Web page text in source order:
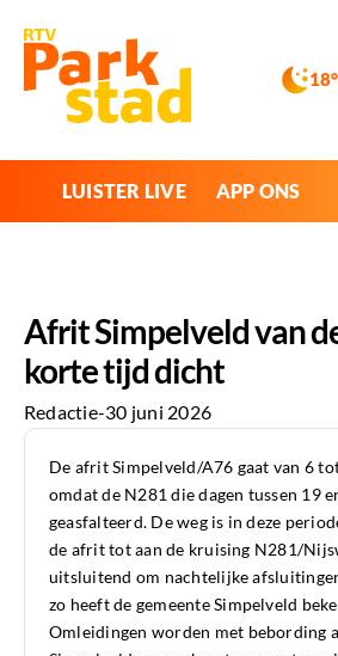
LUISTER LIVE APP ONS
Afrit Simpelveld van
korte tijd dicht
Redactie-30 juni 2026
De afrit Simpelveld/A76 gaat van 6
omdat de N281 die dagen tussen 19
geasfalteerd. De weg is in deze
de afrit tot aan de kruising N281/
uitsluitend om nachtelijke
zo heeft de gemeente Simpelveld
Omleidingen worden met bebording